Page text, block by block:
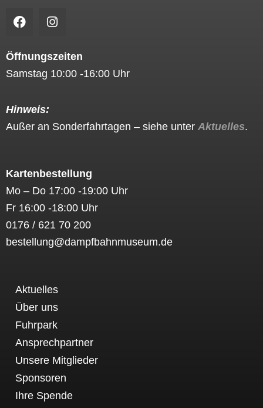
F
a
e
b
o
I
n
t
a
g
Öffnungszeiten
Samstag 10:00 -16:00 Uhr
Hinweis:
Außer an Sonderfahrtagen – siehe unter Aktuelles.
Kartenbestellung
Mo – Do 17:00 -19:00 Uhr
Fr 16:00 -18:00 Uhr
0176 / 621 70 200
bestellung@dampfbahnmuseum.de
Aktuelles
Über uns
Fuhrpark
Ansprechpartner
Unsere Mitglieder
Sponsoren
Ihre Spende